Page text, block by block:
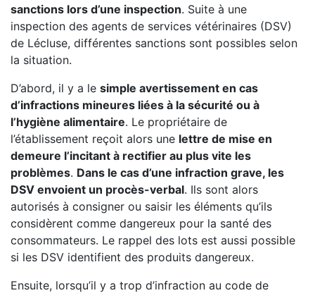
sanctions lors d’une inspection. Suite à une
inspection des agents de services vétérinaires (DSV)
de Lécluse, différentes sanctions sont possibles selon
la situation.
D’abord, il y a le simple avertissement en cas
d’infractions mineures liées à la sécurité ou à
l’hygiène alimentaire. Le propriétaire de
l’établissement reçoit alors une lettre de mise en
demeure l’incitant à rectifier au plus vite les
problèmes. Dans le cas d’une infraction grave, les
DSV envoient un procès-verbal. Ils sont alors
autorisés à consigner ou saisir les éléments qu’ils
considèrent comme dangereux pour la santé des
consommateurs. Le rappel des lots est aussi possible
si les DSV identifient des produits dangereux.
Ensuite, lorsqu’il y a trop d’infraction au code de